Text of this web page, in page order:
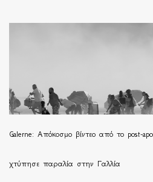
Galerne: Απόκοσμο βίντεο από το post-
χτύπησε παραλία στην Γαλλία